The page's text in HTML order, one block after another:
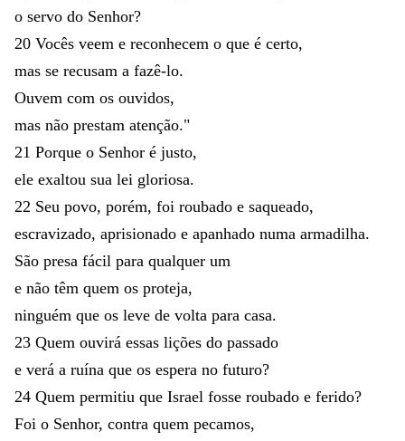
o servo do Senhor?
20 Vocês veem e reconhecem o que é certo,
mas se recusam a fazê-lo.
Ouvem com os ouvidos,
mas não prestam atenção."
21 Porque o Senhor é justo,
ele exaltou sua lei gloriosa.
22 Seu povo, porém, foi roubado e saqueado,
escravizado, aprisionado e apanhado numa armadilha.
São presa fácil para qualquer um
e não têm quem os proteja,
ninguém que os leve de volta para casa.
23 Quem ouvirá essas lições do passado
e verá a ruína que os espera no futuro?
24 Quem permitiu que Israel fosse roubado e ferido?
Foi o Senhor, contra quem pecamos,